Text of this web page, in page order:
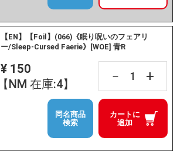
【EN】【Foil】(066)《眠り呪いのフェアリ
ー/Sleep-Cursed Faerie》[WOE] 青R
¥ 150
【NM 在庫:4】
－ +
カートに
追加
同名商品
検索